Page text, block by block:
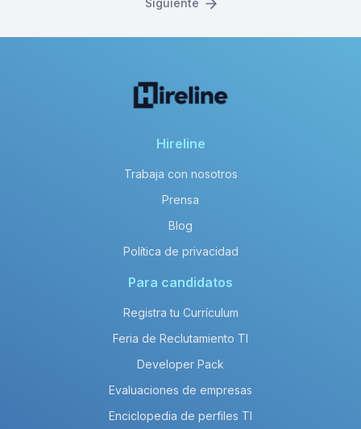
Siguiente
Hireline
Trabaja con nosotros
Prensa
Blog
Política de privacidad
Para candidatos
Registra tu Currículum
Feria de Reclutamiento TI
Developer Pack
Evaluaciones de empresas
Enciclopedia de perfiles TI